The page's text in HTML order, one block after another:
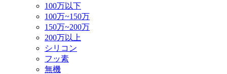
100万以下
100万~150万
150万~200万
200万以上
シリコン
フッ素
無機